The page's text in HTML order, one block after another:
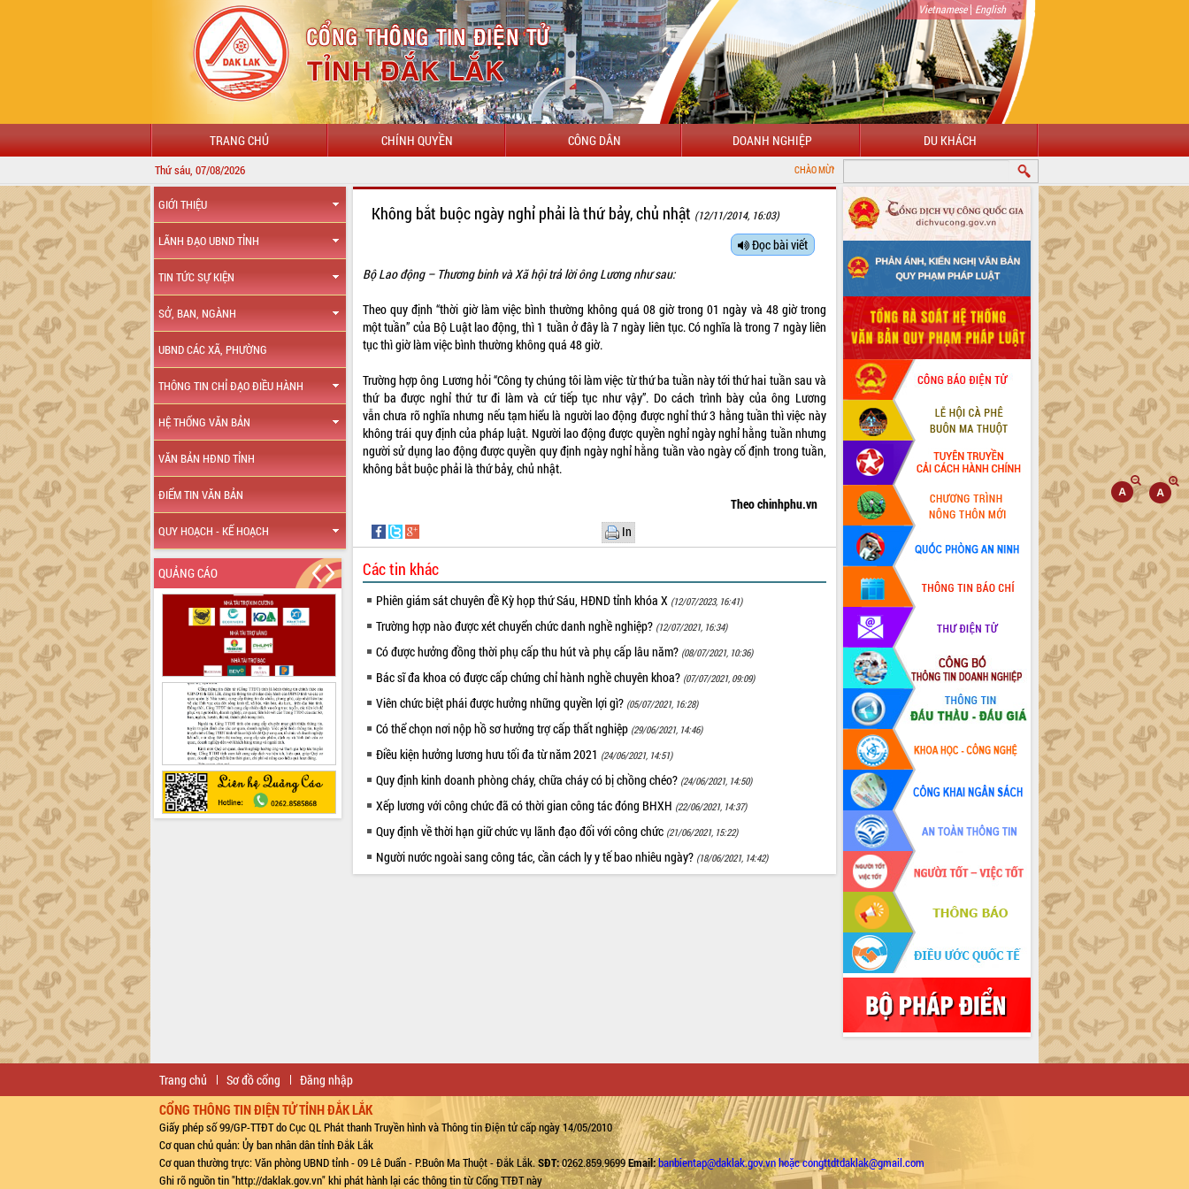
Vietnamese| English
TRANG CHỦ CHÍNH QUYỀN CÔNG DÂN DOANH NGHIỆP DU KHÁCH
Thứ sáu, 07/08/2026 CHÀO MỪNG ĐẾN VỚI CỔNG THÔNG TIN ĐIỆN TỬ TỈNH ĐẮK LẮK
GIỚI THIỆU
LÃNH ĐẠO UBND TỈNH
TIN TỨC SỰ KIỆN
SỞ, BAN, NGÀNH
UBND CÁC XÃ, PHƯỜNG
THÔNG TIN CHỈ ĐẠO ĐIỀU HÀNH
HỆ THỐNG VĂN BẢN
VĂN BẢN HĐND TỈNH
ĐIỂM TIN VĂN BẢN
QUY HOẠCH - KẾ HOẠCH
QUẢNG CÁO
Không bắt buộc ngày nghỉ phải là thứ bảy, chủ nhật (12/11/2014, 16:03)
Đọc bài viết
Bộ Lao động – Thương binh và Xã hội trả lời ông Lương như sau:
Theo quy định “thời giờ làm việc bình thường không quá 08 giờ trong 01 ngày và 48 giờ trong
một tuần” của Bộ Luật lao động, thì 1 tuần ở đây là 7 ngày liên tục. Có nghĩa là trong 7 ngày liên
tục thì giờ làm việc bình thường không quá 48 giờ.
Trường hợp ông Lương hỏi “Công ty chúng tôi làm việc từ thứ ba tuần này tới thứ hai tuần sau và
thứ ba được nghỉ thứ tư đi làm và cứ tiếp tục như vậy”. Do cách trình bày của ông Lương
vẫn chưa rõ nghĩa nhưng nếu tạm hiểu là người lao động được nghỉ thứ 3 hằng tuần thì việc này
không trái quy định của pháp luật. Người lao động được quyền nghỉ ngày nghỉ hằng tuần nhưng
người sử dụng lao động được quyền quy định ngày nghỉ hằng tuần vào ngày cố định trong tuần,
không bắt buộc phải là thứ bảy, chủ nhật.
Theo chinhphu.vn
In
Các tin khác
Phiên giám sát chuyên đề Kỳ họp thứ Sáu, HĐND tỉnh khóa X (12/07/2023, 16:41)
Trường hợp nào được xét chuyển chức danh nghề nghiệp? (12/07/2021, 16:34)
Có được hưởng đồng thời phụ cấp thu hút và phụ cấp lâu năm? (08/07/2021, 10:36)
Bác sĩ đa khoa có được cấp chứng chỉ hành nghề chuyên khoa? (07/07/2021, 09:09)
Viên chức biệt phái được hưởng những quyền lợi gì? (05/07/2021, 16:28)
Có thể chọn nơi nộp hồ sơ hưởng trợ cấp thất nghiệp (29/06/2021, 14:46)
Điều kiện hưởng lương hưu tối đa từ năm 2021 (24/06/2021, 14:51)
Quy định kinh doanh phòng cháy, chữa cháy có bị chồng chéo? (24/06/2021, 14:50)
Xếp lương với công chức đã có thời gian công tác đóng BHXH (22/06/2021, 14:37)
Quy định về thời hạn giữ chức vụ lãnh đạo đối với công chức (21/06/2021, 15:22)
Người nước ngoài sang công tác, cần cách ly y tế bao nhiêu ngày? (18/06/2021, 14:42)
Trang chủ Sơ đồ cổng Đăng nhập
CỔNG THÔNG TIN ĐIỆN TỬ TỈNH ĐẮK LẮK
Giấy phép số 99/GP-TTĐT do Cục QL Phát thanh Truyền hình và Thông tin Điện tử cấp ngày 14/05/2010
Cơ quan chủ quản: Ủy ban nhân dân tỉnh Đắk Lắk
Cơ quan thường trực: Văn phòng UBND tỉnh - 09 Lê Duẩn - P.Buôn Ma Thuột - Đắk Lắk.SĐT:0262.859.9699Email:banbientap@daklak.gov.vn hoặc congttdtdaklak@gmail.com
Ghi rõ nguồn tin "http://daklak.gov.vn" khi phát hành lại các thông tin từ Cổng TTĐT này